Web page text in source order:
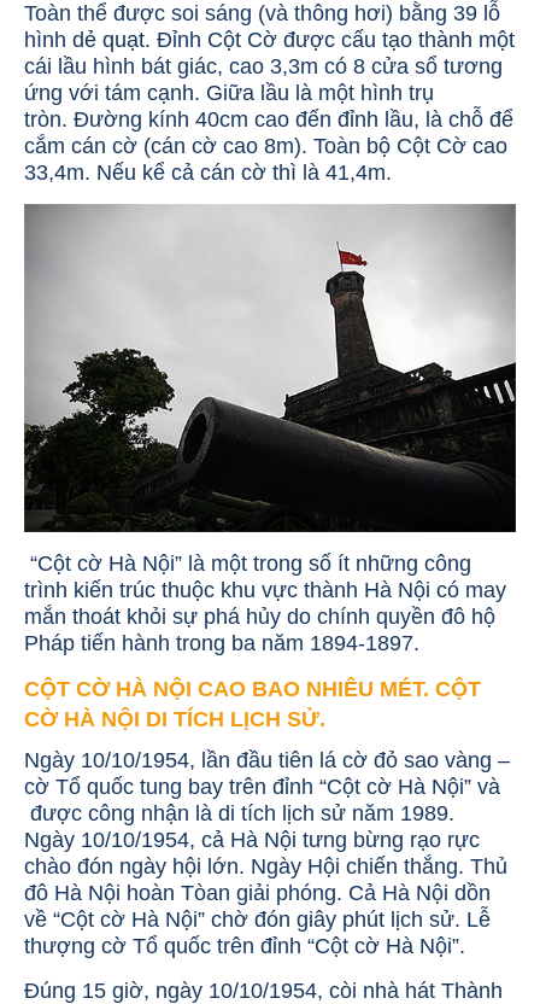
Toàn thể được soi sáng (và thông hơi) bằng 39 lỗ
hình dẻ quạt. Đỉnh Cột Cờ được cấu tạo thành một
cái lầu hình bát giác, cao 3,3m có 8 cửa sổ tương
ứng với tám cạnh. Giữa lầu là một hình trụ
tròn. Đường kính 40cm cao đến đỉnh lầu, là chỗ để
cắm cán cờ (cán cờ cao 8m). Toàn bộ Cột Cờ cao
33,4m. Nếu kể cả cán cờ thì là 41,4m.
“Cột cờ Hà Nội” là một trong số ít những công
trình kiến trúc thuộc khu vực thành Hà Nội có may
mắn thoát khỏi sự phá hủy do chính quyền đô hộ
Pháp tiến hành trong ba năm 1894-1897.
CỘT CỜ HÀ NỘI CAO BAO NHIÊU MÉT. CỘT
CỜ HÀ NỘI DI TÍCH LỊCH SỬ.
Ngày 10/10/1954, lần đầu tiên lá cờ đỏ sao vàng –
cờ Tổ quốc tung bay trên đỉnh “Cột cờ Hà Nội” và
được công nhận là di tích lịch sử năm 1989.
Ngày 10/10/1954, cả Hà Nội tưng bừng rạo rực
chào đón ngày hội lớn. Ngày Hội chiến thắng. Thủ
đô Hà Nội hoàn Tòan giải phóng. Cả Hà Nội dồn
về “Cột cờ Hà Nội” chờ đón giây phút lịch sử. Lễ
thượng cờ Tổ quốc trên đỉnh “Cột cờ Hà Nội”.
Đúng 15 giờ, ngày 10/10/1954, còi nhà hát Thành